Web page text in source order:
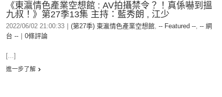
《東瀛情色產業空想館 : AV拍攝禁令？！真係嚇到搵
九叔！》第27季13集 主持：藍秀朗 , 江少
2022/06/02 21:00:33 (第27季) 東瀛情色產業空想館, -- Featured --, -- 網
台 --
0條評論
[...]
進一步了解